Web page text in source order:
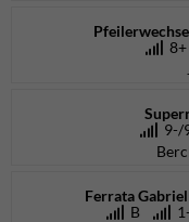
Ferrata
B